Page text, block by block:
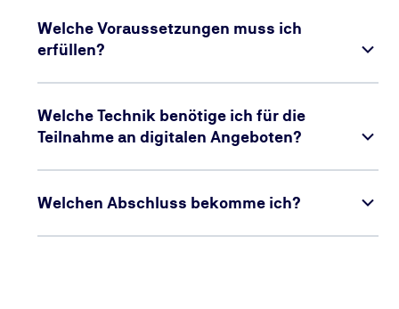
Welche Voraussetzungen muss ich
erfüllen?
Welche Technik benötige ich für die
Teilnahme an digitalen Angeboten?
Welchen Abschluss bekomme ich?